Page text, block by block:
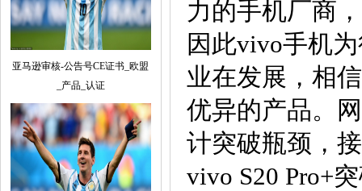
亚马逊审核-公告号CE证书_欧盟
_产品_认证
力的手机厂商
因此vivo手机
业在发展，相
优异的产品。
计突破瓶颈，
vivo S20 Pro+